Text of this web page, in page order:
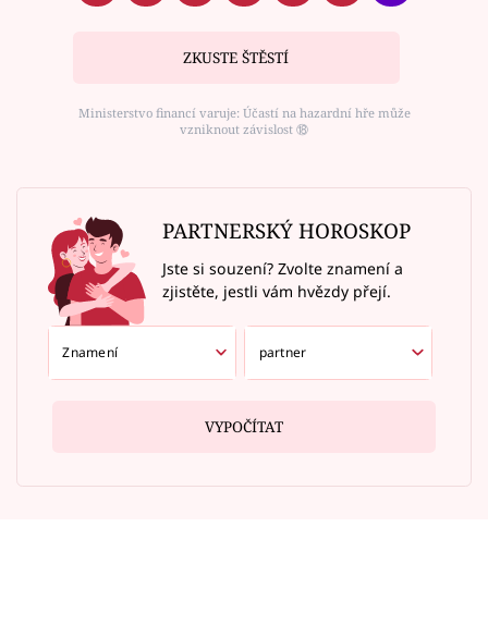
ZKUSTE ŠTĚSTÍ
Ministerstvo financí varuje: Účastí na hazardní hře může
vzniknout závislost ⑱
PARTNERSKÝ HOROSKOP
Jste si souzení? Zvolte znamení a
zjistěte, jestli vám hvězdy přejí.
VYPOČÍTAT